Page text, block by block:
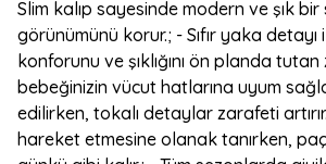
Slim kalıp sayesinde modern ve şık
görünümünü korur.; - Sıfır yaka
konforunu ve şıklığını ön planda
bebeğinizin vücut hatlarına uyum
edilirken, tokalı detaylar zarafeti
hareket etmesine olanak tanırken,